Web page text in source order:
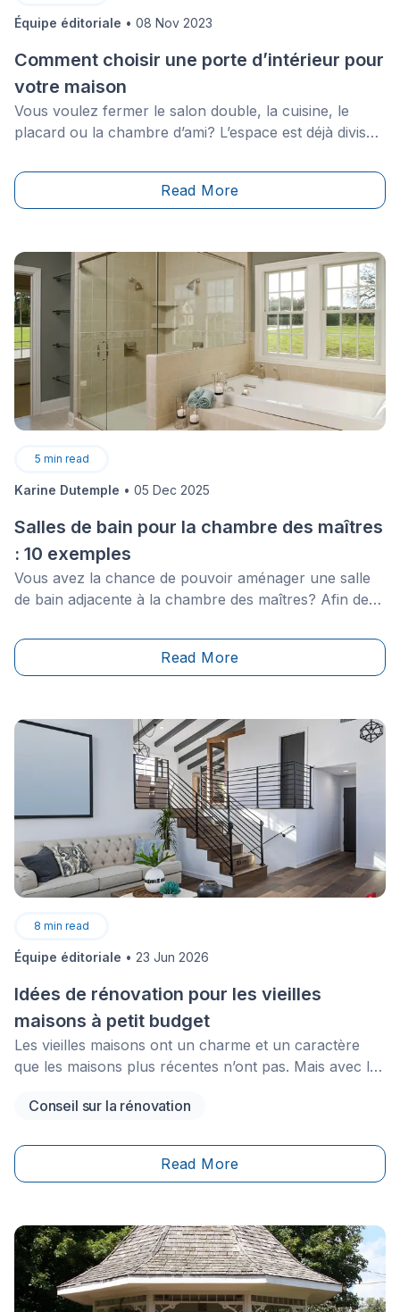
Équipe éditoriale • 08 Nov 2023
Comment choisir une porte d’intérieur pour
votre maison
Vous voulez fermer le salon double, la cuisine, le
placard ou la chambre d’ami? L’espace est déjà divisé,
battante, coulissante, escamotable, pliante,
pivotante&nbsp;: plusieurs types de portes sont en
Read More
5 min read
Karine Dutemple • 05 Dec 2025
Salles de bain pour la chambre des maîtres
: 10 exemples
Vous avez la chance de pouvoir aménager une salle
de bain adjacente à la chambre des maîtres? Afin de
vous pourrez profiter après une dure journée de
labeur, un peu d'inspiration ne sera pas de trop! Voici
Read More
8 min read
Équipe éditoriale • 23 Jun 2026
Idées de rénovation pour les vieilles
maisons à petit budget
Les vieilles maisons ont un charme et un caractère
que les maisons plus récentes n’ont pas. Mais avec le
rénover une ancienne maison peut sembler être un
c’est qu’il n’est pas nécessaire de se ruiner pour
transformer une vieille propriété en un espace de vie
pouvez redonner vie à votre maison ancienne.
Conseil sur la rénovation
Read More